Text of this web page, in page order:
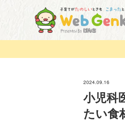
2024.09.16
小児科
たい食